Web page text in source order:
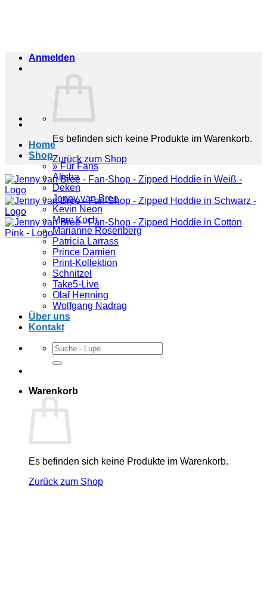
Home
Shop
» Für Fans
Alisha
Deken
Jenny van Bree
Kevin Neon
Marc Koch
Marianne Rosenberg
Patricia Larrass
Prince Damien
Print-Kollektion
Schnitzel
Take5-Live
Olaf Henning
Wolfgang Nadrag
Über uns
Kontakt
Suchen
nach:
Warenkorb
Es befinden sich keine Produkte im Warenkorb.
Zurück zum Shop
Anmelden
Es befinden sich keine Produkte im Warenkorb.
Zurück zum Shop